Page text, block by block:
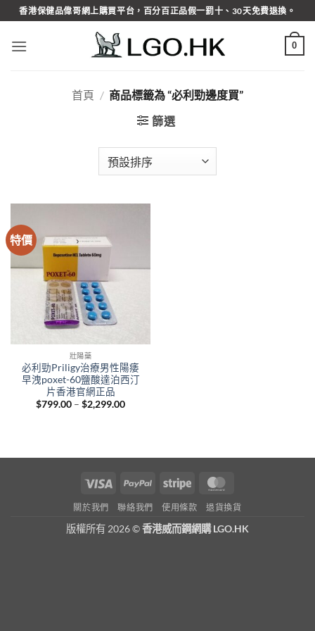
Skip
to
content
香港保健品偉哥網上購買平台，百分百正品假一罰十、30天免費退換。
0
首頁 / 商品標籤為 “必利勁邊度買”
篩選
特價
壯陽藥
必利勁Priligy治療男性陽痿
早洩poxet-60鹽酸達泊西汀
片香港官網正品
$799.00 – $2,299.00Price
Visa PayPal Stripe
關於我們 聯絡我們 使用條款 退貨換貨
版權所有 2026 ©香港威而鋼網購 LGO.HK